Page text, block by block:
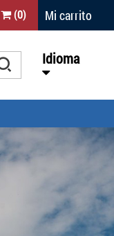
(0) Mi carrito
Idioma